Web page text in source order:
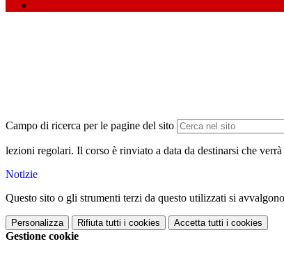
Campo di ricerca per le pagine del sito
lezioni regolari. Il corso è rinviato a data da destinarsi che
Notizie
Questo sito o gli strumenti terzi da questo utilizzati si
Personalizza Rifiuta tutti i cookies Accetta tutti i cookies
Gestione cookie